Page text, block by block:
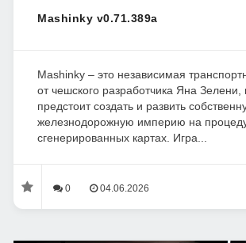
Mashinky v0.71.389a
Mashinky – это независимая
от чешского разработчика Яна Зелени,
предстоит создать и развить
железнодорожную империю на
сгенерированных картах. Игра...
0 04.06.2026